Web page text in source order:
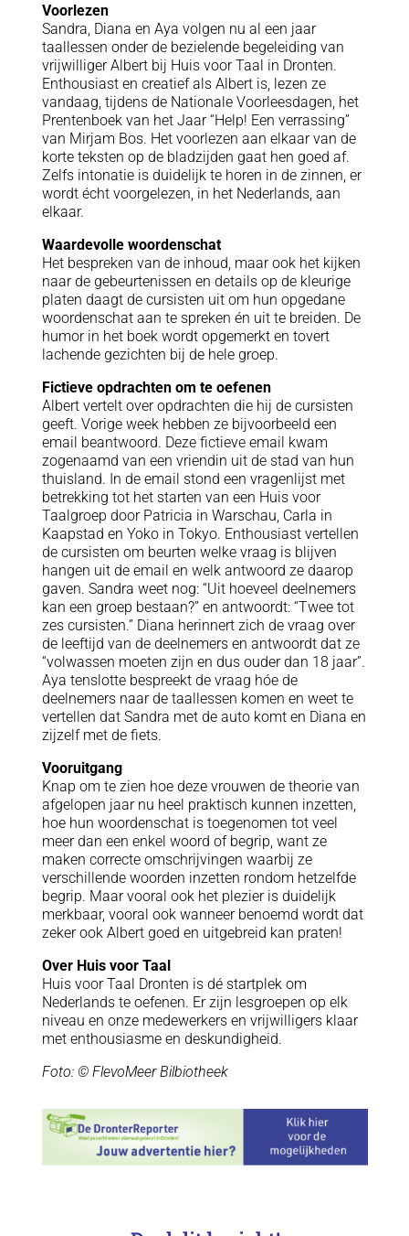
Voorlezen
Sandra, Diana en Aya volgen nu al een jaar
taallessen onder de bezielende begeleiding van
vrijwilliger Albert bij Huis voor Taal in Dronten.
Enthousiast en creatief als Albert is, lezen ze
vandaag, tijdens de Nationale Voorleesdagen, het
Prentenboek van het Jaar “Help! Een verrassing”
van Mirjam Bos. Het voorlezen aan elkaar van de
korte teksten op de bladzijden gaat hen goed af.
Zelfs intonatie is duidelijk te horen in de zinnen, er
wordt écht voorgelezen, in het Nederlands, aan
elkaar.
Waardevolle woordenschat
Het bespreken van de inhoud, maar ook het kijken
naar de gebeurtenissen en details op de kleurige
platen daagt de cursisten uit om hun opgedane
woordenschat aan te spreken én uit te breiden. De
humor in het boek wordt opgemerkt en tovert
lachende gezichten bij de hele groep.
Fictieve opdrachten om te oefenen
Albert vertelt over opdrachten die hij de cursisten
geeft. Vorige week hebben ze bijvoorbeeld een
email beantwoord. Deze fictieve email kwam
zogenaamd van een vriendin uit de stad van hun
thuisland. In de email stond een vragenlijst met
betrekking tot het starten van een Huis voor
Taalgroep door Patricia in Warschau, Carla in
Kaapstad en Yoko in Tokyo. Enthousiast vertellen
de cursisten om beurten welke vraag is blijven
hangen uit de email en welk antwoord ze daarop
gaven. Sandra weet nog: “Uit hoeveel deelnemers
kan een groep bestaan?” en antwoordt: “Twee tot
zes cursisten.” Diana herinnert zich de vraag over
de leeftijd van de deelnemers en antwoordt dat ze
“volwassen moeten zijn en dus ouder dan 18 jaar”.
Aya tenslotte bespreekt de vraag hóe de
deelnemers naar de taallessen komen en weet te
vertellen dat Sandra met de auto komt en Diana en
zijzelf met de fiets.
Vooruitgang
Knap om te zien hoe deze vrouwen de theorie van
afgelopen jaar nu heel praktisch kunnen inzetten,
hoe hun woordenschat is toegenomen tot veel
meer dan een enkel woord of begrip, want ze
maken correcte omschrijvingen waarbij ze
verschillende woorden inzetten rondom hetzelfde
begrip. Maar vooral ook het plezier is duidelijk
merkbaar, vooral ook wanneer benoemd wordt dat
zeker ook Albert goed en uitgebreid kan praten!
Over Huis voor Taal
Huis voor Taal Dronten is dé startplek om
Nederlands te oefenen. Er zijn lesgroepen op elk
niveau en onze medewerkers en vrijwilligers klaar
met enthousiasme en deskundigheid.
Foto: © FlevoMeer Bilbiotheek